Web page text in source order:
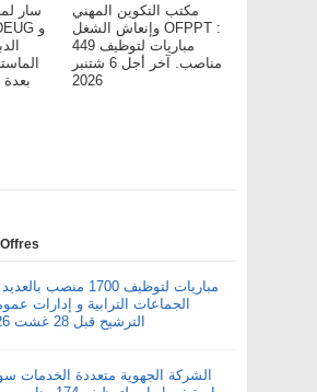
سار
مكتب التكوين المهني
وإنعاش الشغل OFPPT :
مباريات لتوظيف 449
مناصب. آخر أجل 6 شتنبر
2026
مباريات لتوظيف 1700 منصب
الجماعات الترابية و إدارات
الترشيح قبل 28 غشت 2026
الشركة الجهوية متعددة الخدمات